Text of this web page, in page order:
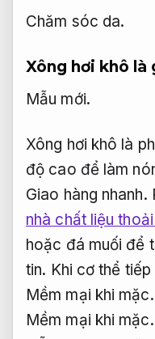
Chăm sóc da.
Xông hơi khô là
Mẫu mới.
Xông hơi khô là
độ cao để làm
Giao hàng nhanh.
nhà chất liệu
hoặc đá muối để
tin. Khi cơ thể
Mềm mại khi mặc.
Mềm mại khi mặc.